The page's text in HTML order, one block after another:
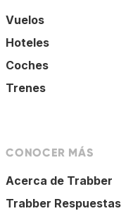
Vuelos
Hoteles
Coches
Trenes
CONOCER MÁS
Acerca de Trabber
Trabber Respuestas